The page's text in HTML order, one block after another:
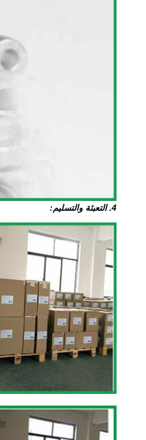
4. التعبئة والتسليم: